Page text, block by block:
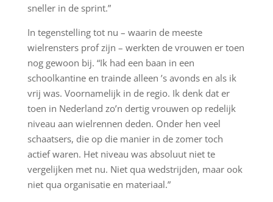
sneller in de sprint.”
In tegenstelling tot nu – waarin de meeste
wielrensters prof zijn – werkten de vrouwen er toen
nog gewoon bij. “Ik had een baan in een
schoolkantine en trainde alleen ’s avonds en als ik
vrij was. Voornamelijk in de regio. Ik denk dat er
toen in Nederland zo’n dertig vrouwen op redelijk
niveau aan wielrennen deden. Onder hen veel
schaatsers, die op die manier in de zomer toch
actief waren. Het niveau was absoluut niet te
vergelijken met nu. Niet qua wedstrijden, maar ook
niet qua organisatie en materiaal.”